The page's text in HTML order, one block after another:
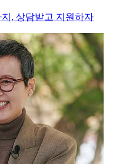
, 상담받고 지원하자